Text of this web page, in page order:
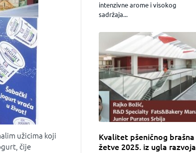
užicima koji
čije
intenzivne arome i visokog
sadržaja...
Kvalitet pšeničnog brašna
žetve 2025. iz ugla razvoja